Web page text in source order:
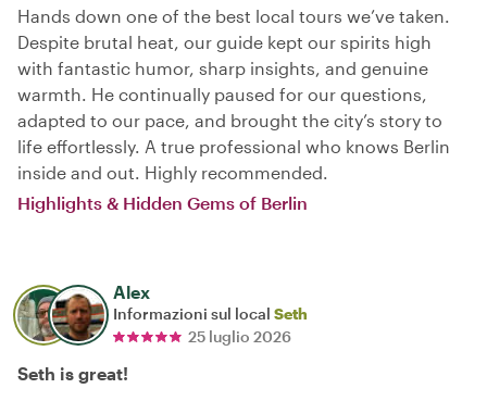
Hands down one of the best local tours we’ve taken.
Despite brutal heat, our guide kept our spirits high
with fantastic humor, sharp insights, and genuine
warmth. He continually paused for our questions,
adapted to our pace, and brought the city’s story to
life effortlessly. A true professional who knows Berlin
inside and out. Highly recommended.
Highlights & Hidden Gems of Berlin
Alex
Informazioni sul local Seth
25 luglio 2026
Seth is great!